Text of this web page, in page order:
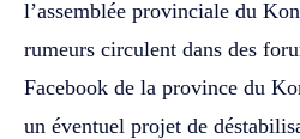
l’assemblée provinciale du
rumeurs circulent dans des
Facebook de la province du
un éventuel projet de